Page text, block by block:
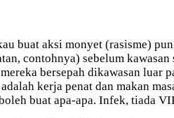
buat aksi monyet (rasisme)
contohnya) sebelum
bersepah dikawasan
kerja penat dan makan
buat apa-apa. Infek, tiada